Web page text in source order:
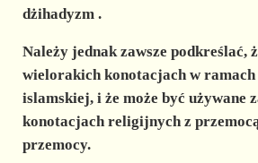
dżihadyzm.
Należy jednak zawsze podkreślać,
wielorakich konotacjach w
islamskiej, i że może być używane
konotacjach religijnych z
przemocy.